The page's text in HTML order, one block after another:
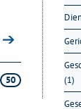
50
(1)